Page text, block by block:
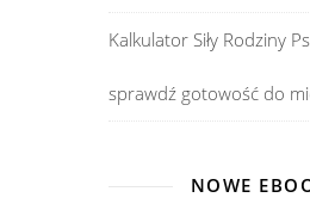
Kalkulator Siły Rodziny
sprawdź gotowość do
NOWE